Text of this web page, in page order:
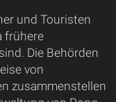
und Touristen
frühere
Die Behörden
von
zusammenstellen